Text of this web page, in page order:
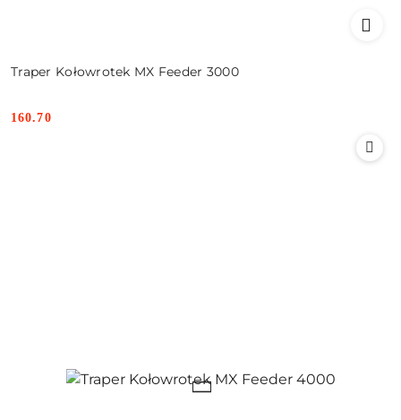
Traper Kołowrotek MX Feeder 3000
Cena:
160.70